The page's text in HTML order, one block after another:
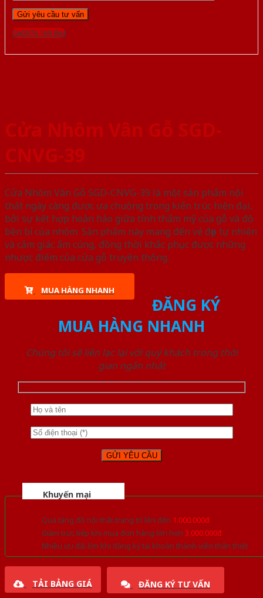
Gọi 0976.169.864
Cửa Nhôm Vân Gỗ SGD-
CNVG-39
Cửa Nhôm Vân Gỗ SGD-CNVG-39 là một sản phẩm nội
thất ngày càng được ưa chuộng trong kiến trúc hiện đại,
bởi sự kết hợp hoàn hảo giữa tính thẩm mỹ của gỗ và độ
bền bỉ của nhôm. Sản phẩm này mang đến vẻ đẹp tự nhiên
và cảm giác ấm cúng, đồng thời khắc phục được những
nhược điểm của cửa gỗ truyền thống.
MUA HÀNG NHANH
ĐĂNG KÝ
MUA HÀNG NHANH
Chúng tôi sẽ liên lạc lại với quý khách trong thời
gian ngắn nhất
Khuyến mại
Quà tặng đồ nội thất trang trí lên đến 1.000.000đ
Giảm trực tiếp khi mua đơn hàng lớn hơn 3.000.000đ
Nhiều ưu đãi lớn khi đăng ký tài khoản thành viên thân thiết
TẢI BẢNG GIÁ ĐĂNG KÝ TƯ VẤN